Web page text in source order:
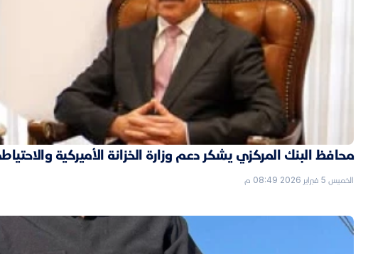
محافظ البنك المركزي يشكر دعم وزارة الخزانة الأميركية
الخميس 5 فبراير 2026 08:49 م